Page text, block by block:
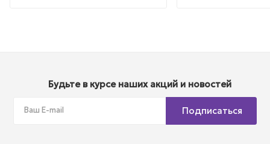
Будьте в курсе наших акций и новостей
Подписаться